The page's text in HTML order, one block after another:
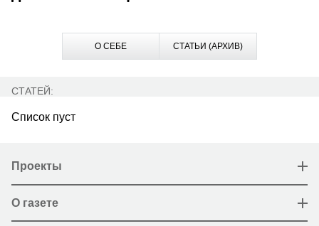
О СЕБЕ СТАТЬИ (АРХИВ)
СТАТЕЙ:
Список пуст
Проекты
О газете